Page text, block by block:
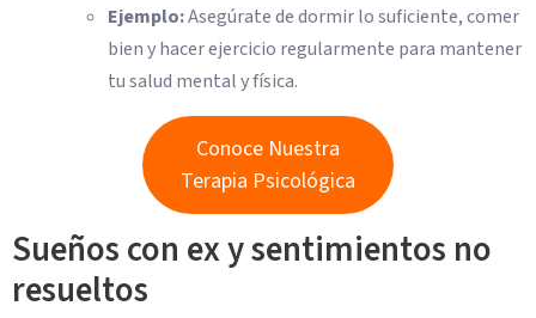
Ejemplo:Asegúrate de dormir lo suficiente, comer
bien y hacer ejercicio regularmente para mantener
tu salud mental y física.
Conoce Nuestra
Terapia Psicológica
Sueños con ex y sentimientos no
resueltos